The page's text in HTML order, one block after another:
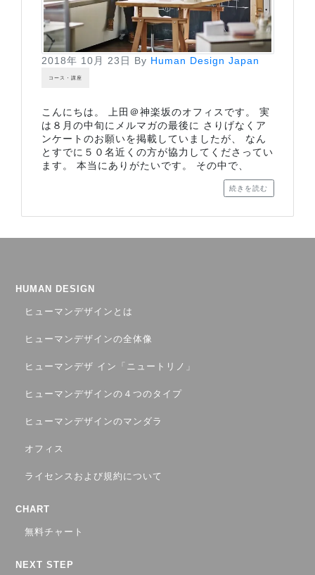
2018年 10月 23日 By Human Design Japan
コース・講座
こんにちは。 上田＠神楽坂のオフィスです。 実
は８月の中旬にメルマガの最後に さりげなくア
ンケートのお願いを掲載していましたが、 なん
とすでに５０名近くの方が協力してくださってい
ます。 本当にありがたいです。 その中で、
続きを読む
HUMAN DESIGN
ヒューマンデザインとは
ヒューマンデザインの全体像
ヒューマンデザ イン「ニュートリノ」
ヒューマンデザインの４つのタイプ
ヒューマンデザインのマンダラ
オフィス
ライセンスおよび規約について
CHART
無料チャート
NEXT STEP